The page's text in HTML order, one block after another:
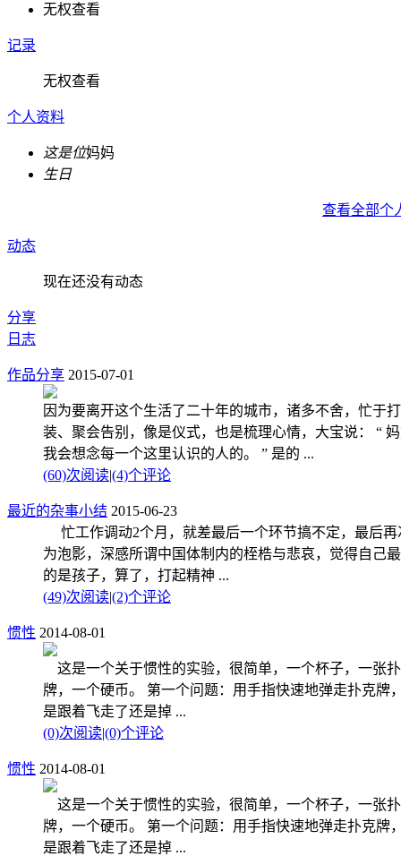
无权查看
记录
无权查看
个人资料
这是位妈妈
生日
查看全部个
动态
现在还没有动态
分享
日志
作品分享 2015-07-01
因为要离开这个生活了二十年的城市，诸多不舍，忙于
装、聚会告别，像是仪式，也是梳理心情，大宝说： “
我会想念每一个这里认识的人的。 ” 是的 ...
(60)次阅读|(4)个评论
最近的杂事小结 2015-06-23
忙工作调动2个月，就差最后一个环节搞不定，最后再
为泡影，深感所谓中国体制内的桎梏与悲哀，觉得自己
的是孩子，算了，打起精神 ...
(49)次阅读|(2)个评论
惯性 2014-08-01
这是一个关于惯性的实验，很简单，一个杯子，一张
牌，一个硬币。 第一个问题：用手指快速地弹走扑克牌
是跟着飞走了还是掉 ...
(0)次阅读|(0)个评论
惯性 2014-08-01
这是一个关于惯性的实验，很简单，一个杯子，一张
牌，一个硬币。 第一个问题：用手指快速地弹走扑克牌
是跟着飞走了还是掉 ...